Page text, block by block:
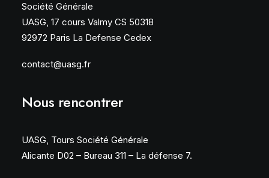
Société Générale
UASG, 17 cours Valmy CS 50318
92972 Paris La Defense Cedex
contact@uasg.fr
Nous rencontrer
UASG, Tours Société Générale
Alicante D02 – Bureau 311 – La défense 7.